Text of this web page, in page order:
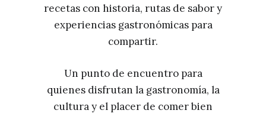
recetas con historia, rutas de sabor y
experiencias gastronómicas para
compartir.
Un punto de encuentro para
quienes disfrutan la gastronomía, la
cultura y el placer de comer bien